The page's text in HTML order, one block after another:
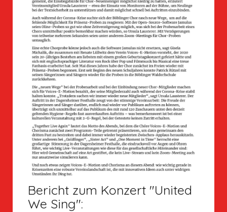
Bericht zum Konzert "United
We Sing":